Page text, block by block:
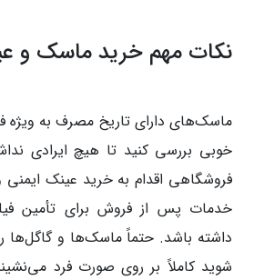
نکات مهم خرید ماسک و
ماسک‌های دارای تاریخ مصرف به ویژه
خوبی بررسی کنید تا هیچ ایرادی
فروشگاهی اقدام به خرید عینک
خدمات پس از فروش برای تأمین
داشته باشد. حتماً ماسک‌ها و گاگل‌ها
شوید کاملاً بر روی صورت فرد